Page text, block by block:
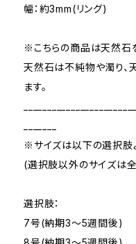
幅：約3mm(リング)
※こちらの商品は天然石
天然石は不純物や濁り、
ます。
※サイズは以下の選択肢
(選択肢以外のサイズは
選択肢：
7号(納期3～5週間後)